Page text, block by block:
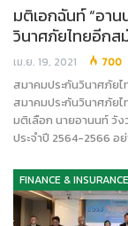
มติเอกฉันท์ “อา
วินาศภัยไทยอีกส
เม.ย. 19, 2021 700
สมาคมประกันวินาศภัยไ
สมาคมประกันวินาศภัยไ
มติเลือก นายอานนท์ วั
ประจำปี 2564-2566 อ
FINANCE & INSURANCE